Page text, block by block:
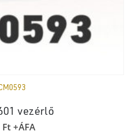
vezérlő
Ft +ÁFA